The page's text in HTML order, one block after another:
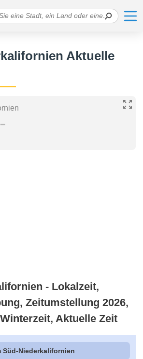
Aktuelle
- Lokalzeit,
Zeitumstellung 2026,
Aktuelle Zeit
Süd-Niederkalifornien